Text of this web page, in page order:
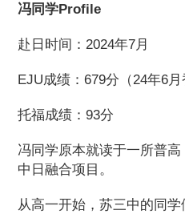
冯同学Profile
赴日时间：2024年7月
EJU成绩：679分（24年6月
托福成绩：93分
冯同学原本就读于一所普
中日融合项目。
从高一开始，苏三中的同